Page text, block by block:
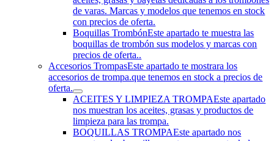
de varas. Marcas y modelos que tenemos en stock
con precios de oferta.
Boquillas TrombónEste apartado te muestra las
boquillas de trombón sus modelos y marcas con
precios de oferta..
Accesorios TrompasEste apartado te mostrara los
accesorios de trompa.que tenemos en stock a precios de
oferta.
ACEITES Y LIMPIEZA TROMPAEste apartado
nos muestran los aceites, grasas y productos de
limpieza para las trompa.
BOQUILLAS TROMPAEste apartado nos